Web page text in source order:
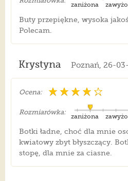
zaniżona
Buty przepiękne, wysoka
Polecam.
Krystyna Poznań, 26-
Ocena:
Rozmiarówka:
zaniżona
Botki ładne, choć dla mnie
kwiatowy zbyt błyszczący.
stopę, dla mnie za ciasne.